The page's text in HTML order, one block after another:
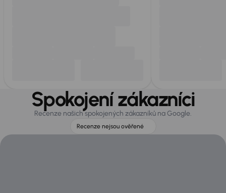
Spokojení zákazníci
Recenze našich spokojených zákazníků na Google.
Recenze nejsou ověřené